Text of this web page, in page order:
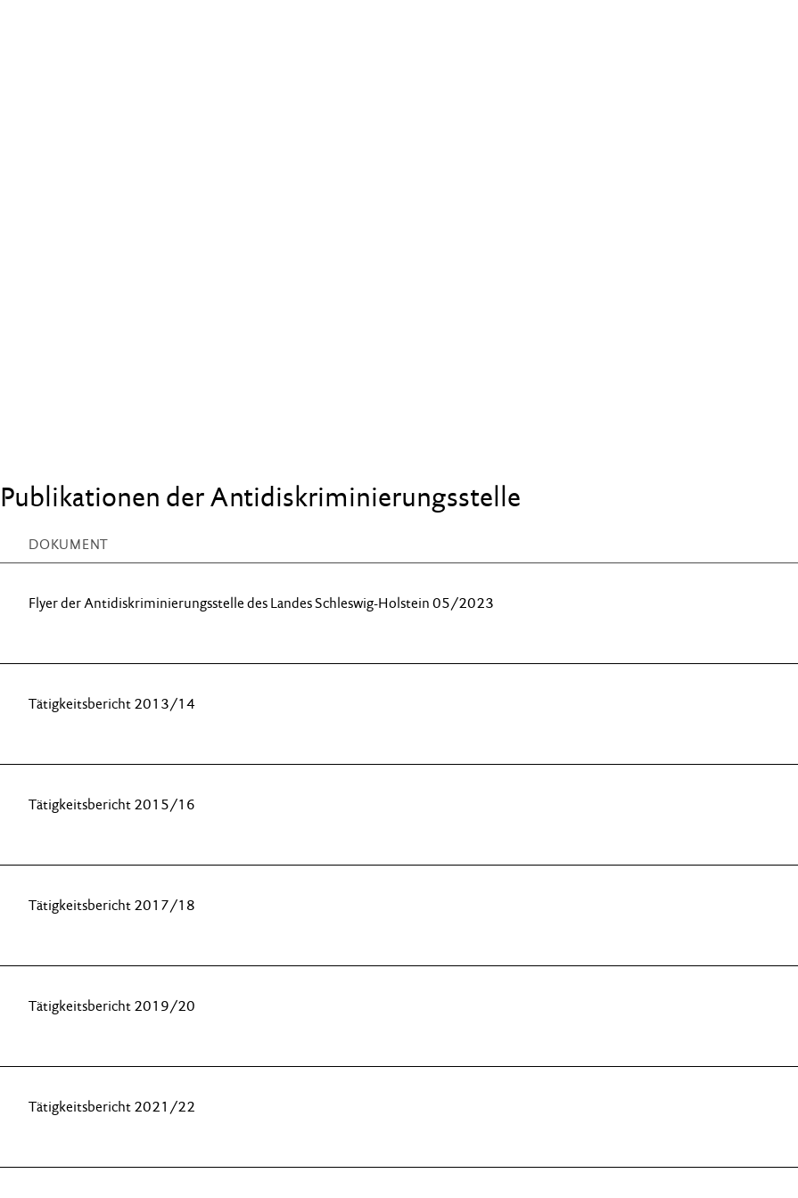
Publikationen der Antidiskriminierungs­stelle
DOKUMENT
Flyer der Antidiskriminierungsstelle des Landes Schleswig-Holstein 05/2023
Tätigkeitsbericht 2013/14
Tätigkeitsbericht 2015/16
Tätigkeitsbericht 2017/18
Tätigkeitsbericht 2019/20
Tätigkeitsbericht 2021/22